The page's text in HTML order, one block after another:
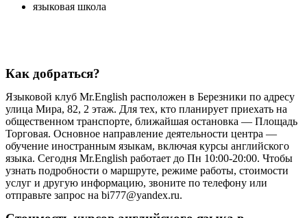
языковая школа
Как добраться?
Языковой клуб Mr.English расположен в Березники по адресу
улица Мира, 82, 2 этаж. Для тех, кто планирует приехать на
общественном транспорте, ближайшая остановка — Площадь
Торговая. Основное направление деятельности центра —
обучение иностранным языкам, включая курсы английского
языка. Сегодня Mr.English работает до Пн 10:00-20:00. Чтобы
узнать подробности о маршруте, режиме работы, стоимости
услуг и другую информацию, звоните по телефону или
отправьте запрос на bi777@yandex.ru.